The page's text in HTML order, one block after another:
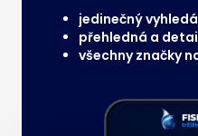
jedinečný
přehledná a
všechny značky